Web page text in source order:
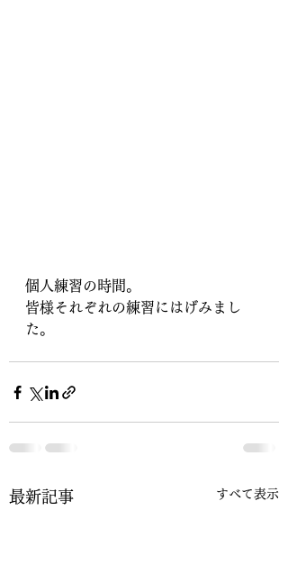
個人練習の時間。
皆様それぞれの練習にはげみまし
た。
最新記事 すべて表示